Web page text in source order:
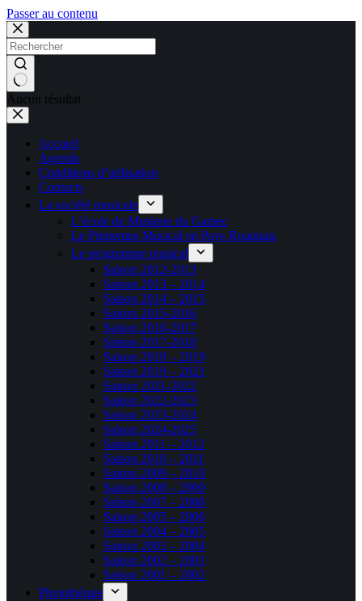
Passer au contenu
Aucun résultat
Accueil
Agenda
Conditions d’utilisation
Contacts
La société musicale
L’école de Musique du Gamec
Le Printemps Musical en Pays Roannais
Le programme musical
Saison 2012-2013
Saison 2013 – 2014
Saison 2014 – 2015
Saison 2015-2016
Saison 2016-2017
Saison 2017-2018
Saison 2018 – 2019
Saison 2019 – 2021
Saison 2021-2022
Saison 2022-2023
Saison 2023-2024
Saison 2024-2025
Saison 2011 – 2012
Saison 2010 – 2011
Saison 2009 – 2010
Saison 2008 – 2009
Saison 2007 – 2008
Saison 2005 – 2006
Saison 2004 – 2005
Saison 2003 – 2004
Saison 2002 – 2003
Saison 2001 – 2002
Photothèque